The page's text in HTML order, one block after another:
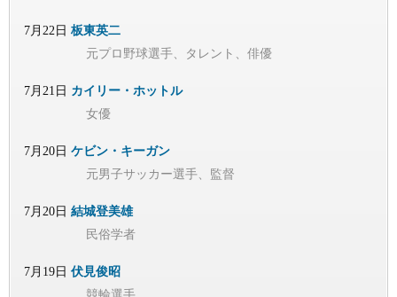
7月22日 板東英二
元プロ野球選手、タレント、俳優
7月21日 カイリー・ホットル
女優
7月20日 ケビン・キーガン
元男子サッカー選手、監督
7月20日 結城登美雄
民俗学者
7月19日 伏見俊昭
競輪選手